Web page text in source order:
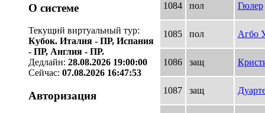
О системе
Текущий виртуальный тур:
Кубок. Италия - ПР, Испания
- ПР, Англия - ПР.
Дедлайн: 28.08.2026 19:00:00
Сейчас: 07.08.2026 16:47:53
Авторизация
1084 пол Гюлер
1085 пол Агбо
1086 защ
1087 защ